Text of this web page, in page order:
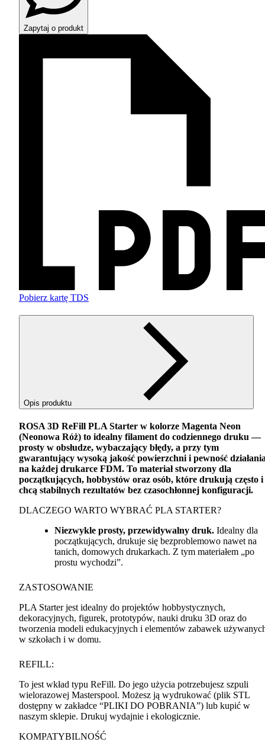
Zapytaj o produkt
Pobierz kartę TDS
Opis produktu
ROSA 3D ReFill PLA Starter w kolorze Magenta Neon
(Neonowa Róż) to idealny filament do codziennego druku —
prosty w obsłudze, wybaczający błędy, a przy tym
gwarantujący wysoką jakość powierzchni i pewność
na każdej drukarce FDM. To materiał stworzony dla
początkujących, hobbystów oraz osób, które drukują często i
chcą stabilnych rezultatów bez czasochłonnej konfiguracji.
DLACZEGO WARTO WYBRAĆ PLA STARTER?
Niezwykle prosty, przewidywalny druk. Idealny dla
początkujących, drukuje się bezproblemowo nawet na
tanich, domowych drukarkach. Z tym materiałem „po
prostu wychodzi”.
ZASTOSOWANIE
PLA Starter jest idealny do projektów hobbystycznych,
dekoracyjnych, figurek, prototypów, nauki druku 3D oraz do
tworzenia modeli edukacyjnych i elementów zabawek
w szkołach i w domu.
REFILL:
To jest wkład typu ReFill. Do jego użycia potrzebujesz szpuli
wielorazowej Masterspool. Możesz ją wydrukować (plik STL
dostępny w zakładce “PLIKI DO POBRANIA”) lub kupić w
naszym sklepie. Drukuj wydajnie i ekologicznie.
KOMPATYBILNOŚĆ